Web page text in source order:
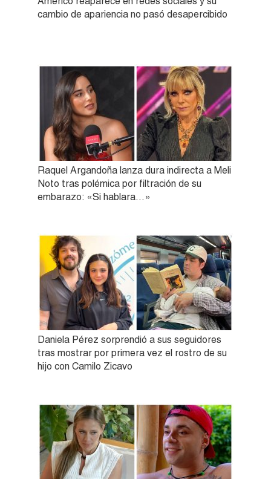
cambio de apariencia no pasó desapercibido
Raquel Argandoña lanza dura indirecta a Meli
Noto tras polémica por filtración de su
embarazo: «Si hablara…»
Daniela Pérez sorprendió a sus seguidores
tras mostrar por primera vez el rostro de su
hijo con Camilo Zicavo